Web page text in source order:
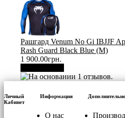
Рашгард Venum No Gi IBJJF
Rash Guard Black Blue (М)
1 900.00грн.
Личный
Кабинет
Информация
О нас
Дополнительно